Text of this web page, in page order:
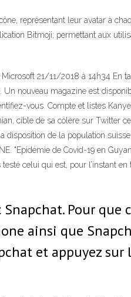
représentant leur avatar à
Bitmoji; permettant aux
21/11/2018 à 14h34 En
Un nouveau magazine est
vous. Compte et listes Kanye
cible de sa colère sur Twitter
disposition de la population
"Epidémie de Covid-19 en
celui qui est, pour l’instant
Pour que
ainsi que
et appuyez sur